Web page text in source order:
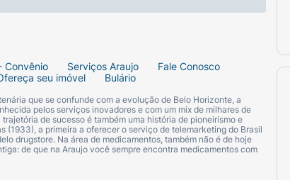
Convênio Serviços Araujo
Fale Conosco
seu imóvel Bulário
que se confunde com a evolução de Belo Horizonte, a
pelos serviços inovadores e com um mix de milhares de
de sucesso é também uma história de pioneirismo e
(1933), a primeira a oferecer o serviço de telemarketing do Brasil
drugstore. Na área de medicamentos, também não é de hoje
de que na Araujo você sempre encontra medicamentos com